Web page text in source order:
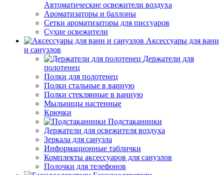
Автоматические освежители воздуха
Ароматизаторы и баллоны
Сетки ароматизаторы для писсуаров
Сухие освежители
Аксессуары для ванн
и санузлов
Держатели для
полотенец
Полки для полотенец
Полки стальные в ванную
Полки стеклянные в ванную
Мыльницы настенные
Крючки
Подстаканники
Держатели для освежителя воздуха
Зеркала для санузла
Информационные таблички
Комплекты аксессуаров для санузлов
Полочки для телефонов